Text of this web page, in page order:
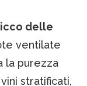
delle
ventilate
la purezza
stratificati,